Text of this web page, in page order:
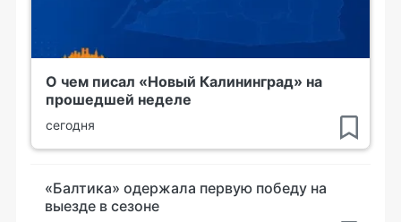
О чем писал «Новый Калининград» на
прошедшей неделе
сегодня
«Балтика» одержала первую победу на
выезде в сезоне